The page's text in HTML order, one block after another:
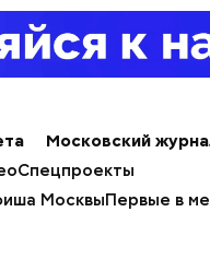
Московский
Спецпроекты
МосквыПервые в